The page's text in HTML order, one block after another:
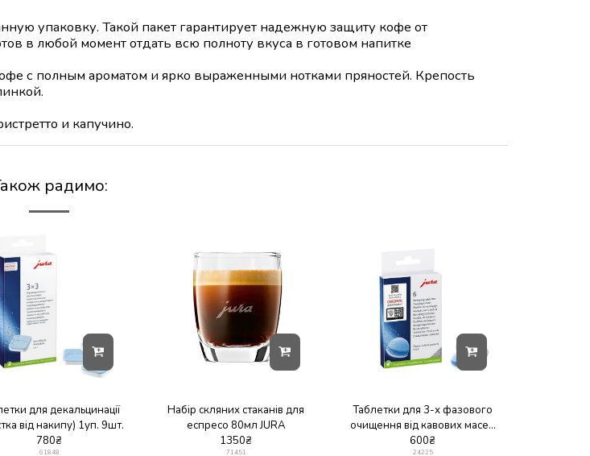
упаковку. Такой пакет гарантирует надежную защиту кофе от
в любой момент отдать всю полноту вкуса в готовом напитке
с полным ароматом и ярко выраженными нотками пряностей. Крепость
и капучино.
радимо:
для декальцинації
від накипу) 1уп. 9шт.
780₴
61848
Набір скляних стаканів для
еспресо 80мл JURA
1350₴
71451
Таблетки для 3-х фазового
очищення від кавових масел
(1уп. 6шт.)
600₴
24225